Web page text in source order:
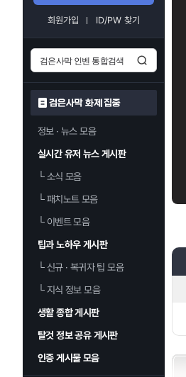
회원가입 ID/PW 찾기
검은사막 화제 집중
정보 · 뉴스 모음
실시간 유저 뉴스 게시판
└소식 모음
└패치노트 모음
└이벤트 모음
팁과 노하우 게시판
└신규 · 복귀자 팁 모음
└지식 정보 모음
생활 종합 게시판
탈것 정보 공유 게시판
인증 게시물 모음